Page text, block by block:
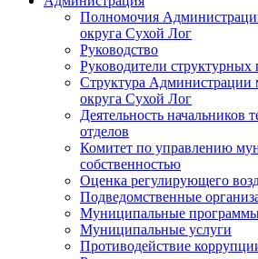
Полномочия
округа Сухой Лог
Руководство
Руководители структурных
Структура Администрации
округа Сухой Лог
Деятельность начальников
отделов
Комитет по управлению
собственностью
Оценка регулирующего
Подведомственные
Муниципальные
Муниципальные услуги
Противодействие